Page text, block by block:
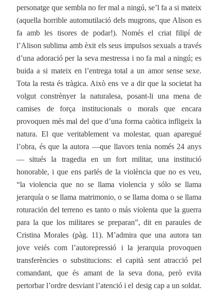
personatge que sembla no fer mal a ningú, se’l fa a si mateix
(aquella horrible automutilació dels mugrons, que Alison es
fa amb les tisores de podar!). Només el criat filipí de
l’Alison sublima amb èxit els seus impulsos sexuals a través
d’una adoració per la seva mestressa i no fa mal a ningú; es
buida a si mateix en l’entrega total a un amor sense sexe.
Tota la resta és tràgica. Això ens ve a dir que la societat ha
volgut constrènyer la naturalesa, posant-li una mena de
camises de força institucionals o morals que encara
provoquen més mal del que d’una forma caòtica infligeix la
natura. El que veritablement va molestar, quan aparegué
l’obra, és que la autora —que llavors tenia només 24 anys
— situés la tragedia en un fort militar, una institució
honorable, i que ens parlés de la violència que no es veu,
“la violencia que no se llama violencia y sólo se llama
jerarquía o se llama matrimonio, o se llama doma o se llama
roturación del terreno es tanto o más violenta que la guerra
para la que los militares se preparan”, dit en paraules de
Cristina Morales (pàg. 11). M’admira que una autora tan
jove veiés com l’autorepressió i la jerarquia provoquen
transferències o substitucions: el capità sent atracció pel
comandant, que és amant de la seva dona, però evita
pertorbar l’ordre desviant l’atenció i el desig cap a un soldat.